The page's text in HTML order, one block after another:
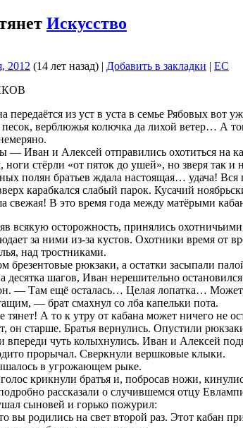
Искусство
2012 (14 лет назад) | Добавить в закладки | EC
передаётся из уст в уста в семье Рябовых
песок, верблюжья колючка да лихой ветер… А
— Иван и Алексей отправились охотиться
стёрли «от пяток до ушей», но зверя так
полян братьев ждала настоящая… удача!
карабкался слабый парок. Кусачий
В это время года между матёрыми
всякую осторожность, принялись
за ними из-за кустов. Охотники время от
над тростниками.
брезентовые рюкзаки, а остатки засыпали
десятка шагов, Иван нерешительно
— Там ещё осталась… Целая лопатка… Может,
— брат смахнул со лба капельки пота.
А то к утру от кабана может ничего не
он старше. Братья вернулись. Опустили
впереди чуть колыхнулись. Иван и Алексей
прорычал. Сверкнули вершковые клыки.
в угрожающем рыке.
крикнули братья и, побросав ножи,
рассказали о случившемся отцу
сыновей и горько пожурил:
вы родились на свет второй раз. Этот кабан